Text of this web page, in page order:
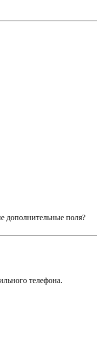
дополнительные поля?
телефона.